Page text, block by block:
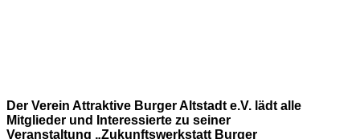
Der Verein Attraktive Burger Altstadt e.V. lädt alle
Mitglieder und Interessierte zu seiner
Veranstaltung „Zukunftswerkstatt Burger